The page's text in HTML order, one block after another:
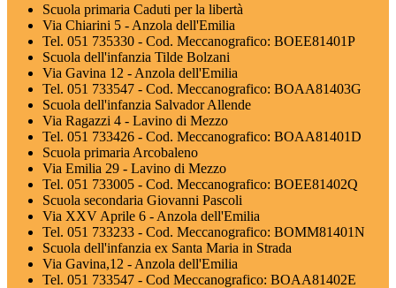
Scuola primaria Caduti per la libertà
Via Chiarini 5 - Anzola dell'Emilia
Tel. 051 735330 - Cod. Meccanografico: BOEE81401P
Scuola dell'infanzia Tilde Bolzani
Via Gavina 12 - Anzola dell'Emilia
Tel. 051 733547 - Cod. Meccanografico: BOAA81403G
Scuola dell'infanzia Salvador Allende
Via Ragazzi 4 - Lavino di Mezzo
Tel. 051 733426 - Cod. Meccanografico: BOAA81401D
Scuola primaria Arcobaleno
Via Emilia 29 - Lavino di Mezzo
Tel. 051 733005 - Cod. Meccanografico: BOEE81402Q
Scuola secondaria Giovanni Pascoli
Via XXV Aprile 6 - Anzola dell'Emilia
Tel. 051 733233 - Cod. Meccanografico: BOMM81401N
Scuola dell'infanzia ex Santa Maria in Strada
Via Gavina,12 - Anzola dell'Emilia
Tel. 051 733547 - Cod Meccanografico: BOAA81402E